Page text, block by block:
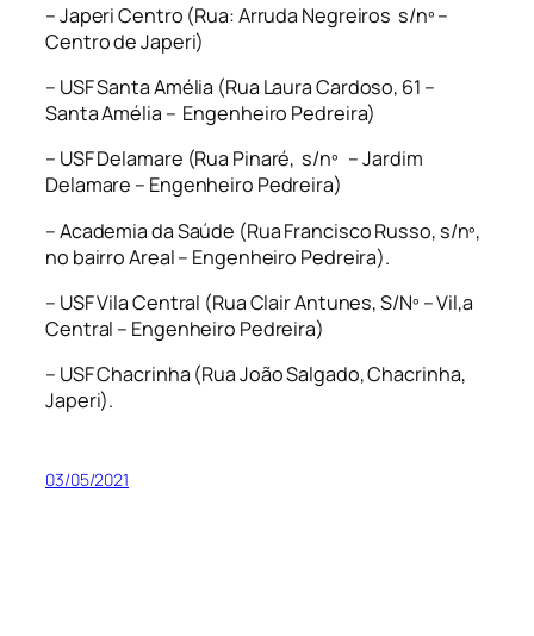
– Japeri Centro (Rua: Arruda Negreiros s/nº –
Centro de Japeri)
– USF Santa Amélia (Rua Laura Cardoso, 61 –
Santa Amélia – Engenheiro Pedreira)
– USF Delamare (Rua Pinaré, s/nº – Jardim
Delamare – Engenheiro Pedreira)
– Academia da Saúde (Rua Francisco Russo, s/nº,
no bairro Areal – Engenheiro Pedreira).
– USF Vila Central (Rua Clair Antunes, S/Nº – Vil,a
Central – Engenheiro Pedreira)
– USF Chacrinha (Rua João Salgado, Chacrinha,
Japeri).
03/05/2021